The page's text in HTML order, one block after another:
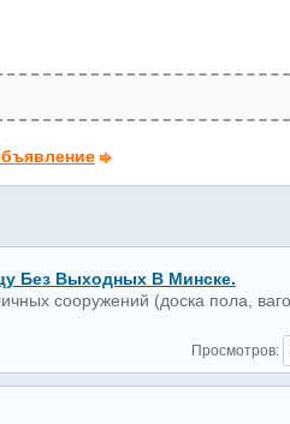
Без Выходных В Минске.
сооружений (доска пола,
Просмотров: